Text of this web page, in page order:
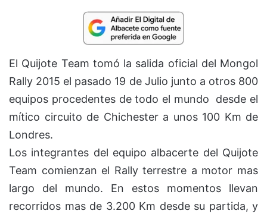
El Quijote Team tomó la salida oficial del Mongol
Rally 2015 el pasado 19 de Julio junto a otros 800
equipos procedentes de todo el mundo desde el
mítico circuito de Chichester a unos 100 Km de
Londres.
Los integrantes del equipo albacerte del Quijote
Team comienzan el Rally terrestre a motor mas
largo del mundo. En estos momentos llevan
recorridos mas de 3.200 Km desde su partida, y